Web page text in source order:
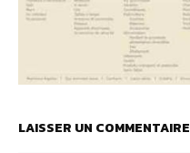
LAISSER UN COMMENTAIRE